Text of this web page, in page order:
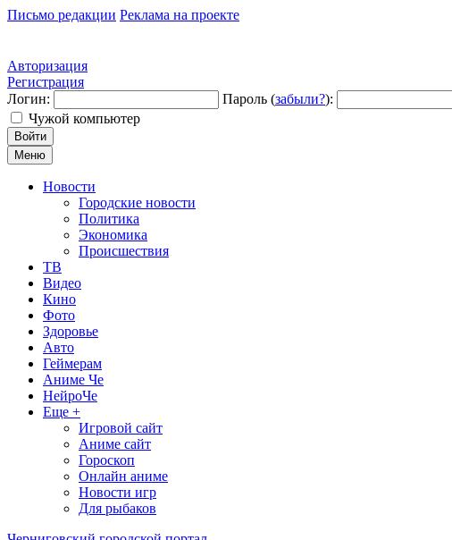
Письмо редакции Реклама на проекте
Авторизация
Регистрация
Логин:
Пароль (забыли?):
Чужой компьютер
Войти
Меню
Новости
Городские новости
Политика
Экономика
Происшествия
ТВ
Видео
Кино
Фото
Здоровье
Авто
Геймерам
Аниме Че
НейроЧе
Еще +
Игровой сайт
Аниме сайт
Гороскоп
Онлайн аниме
Новости игр
Для рыбаков